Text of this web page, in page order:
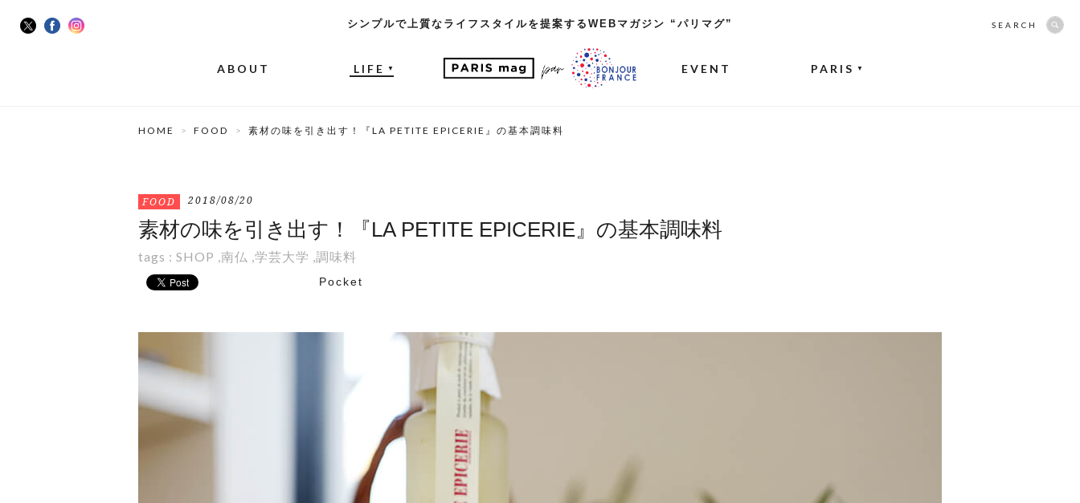
シンプルで上質なライフスタイルを提案するWEBマガジン “パリマグ”
ABOUT LIFE ▼ EVENT PARIS ▼
SEARCH
HOME FOOD 素材の味を引き出す！『LA PETITE EPICERIE』の基本調味料
FOOD 2018/08/20
素材の味を引き出す！『LA PETITE EPICERIE』の基本調味料
tags : SHOP ,南仏 ,学芸大学 ,調味料
Pocket